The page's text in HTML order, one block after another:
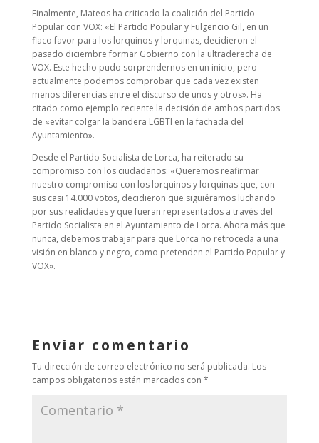
Finalmente, Mateos ha criticado la coalición del Partido
Popular con VOX: «El Partido Popular y Fulgencio Gil, en un
flaco favor para los lorquinos y lorquinas, decidieron el
pasado diciembre formar Gobierno con la ultraderecha de
VOX. Este hecho pudo sorprendernos en un inicio, pero
actualmente podemos comprobar que cada vez existen
menos diferencias entre el discurso de unos y otros». Ha
citado como ejemplo reciente la decisión de ambos partidos
de «evitar colgar la bandera LGBTI en la fachada del
Ayuntamiento».
Desde el Partido Socialista de Lorca, ha reiterado su
compromiso con los ciudadanos: «Queremos reafirmar
nuestro compromiso con los lorquinos y lorquinas que, con
sus casi 14.000 votos, decidieron que siguiéramos luchando
por sus realidades y que fueran representados a través del
Partido Socialista en el Ayuntamiento de Lorca. Ahora más que
nunca, debemos trabajar para que Lorca no retroceda a una
visión en blanco y negro, como pretenden el Partido Popular y
VOX».
Enviar comentario
Tu dirección de correo electrónico no será publicada. Los
campos obligatorios están marcados con *